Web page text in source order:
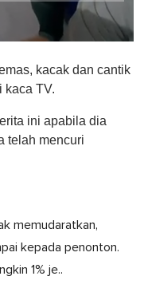
kacak dan cantik
kaca TV.
ini apabila dia
telah mencuri
memudaratkan,
kepada penonton.
1% je..